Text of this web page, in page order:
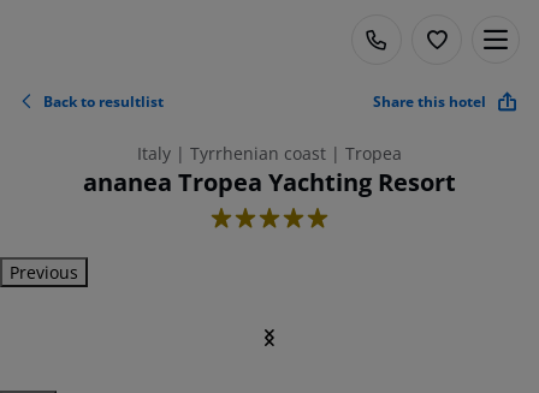
Back to resultlist Share this hotel
Italy | Tyrrhenian coast | Tropea
ananea Tropea Yachting Resort
5
Previous